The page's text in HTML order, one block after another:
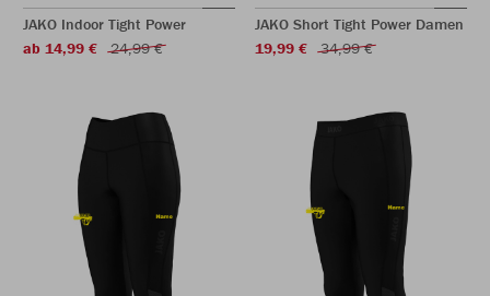
JAKO Indoor Tight Power
ab 14,99 €
24,99 €
JAKO Short Tight Power Damen
19,99 €
34,99 €